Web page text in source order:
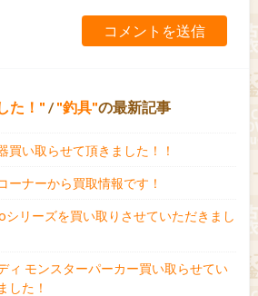
た！ / 釣具 の最新記事
買い取らせて頂きました！！
ーナーから買取情報です！
シリーズを買い取りさせていただきまし
ィ モンスターパーカー買い取らせてい
した！